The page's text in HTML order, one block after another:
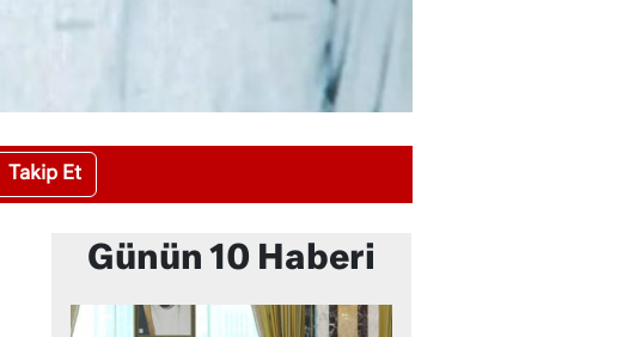
Takip Et
Günün 10 Haberi